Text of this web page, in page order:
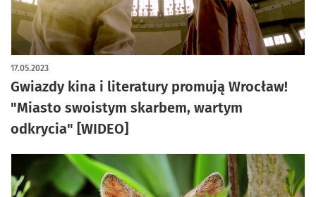
Gwiazdy kina i literatury promują Wrocław!
"Miasto swoistym skarbem, wartym
odkrycia" [WIDEO]
17.05.2023